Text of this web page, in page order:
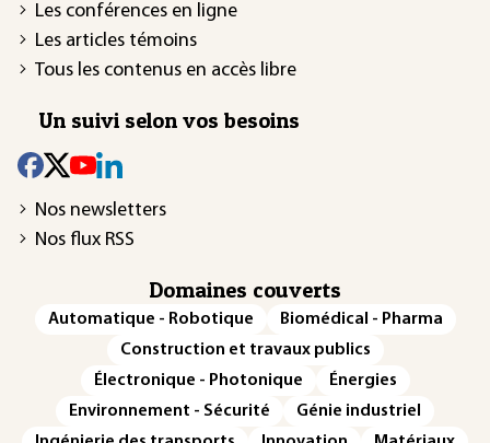
Les conférences en ligne
Les articles témoins
Tous les contenus en accès libre
Un suivi selon vos besoins
Nos newsletters
Nos flux RSS
Domaines couverts
Automatique - Robotique
Biomédical - Pharma
Construction et travaux publics
Électronique - Photonique
Énergies
Environnement - Sécurité
Génie industriel